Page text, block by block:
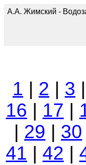
А.А. Жимский -
1 | 2 | 3 |
16 | 17 |
| 29 | 30
41 | 42 |